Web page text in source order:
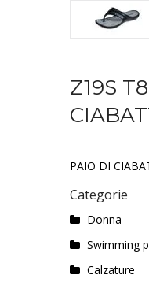
Z19S
PAIO DI
Categorie
Donna
Swimming
Calzature